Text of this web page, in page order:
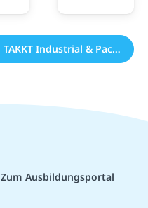
Alle Dualen Studienplätze bei TAKKT Industrial & Packaging GmbH (3)
Zum Ausbildungsportal